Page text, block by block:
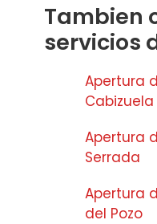
Tambien
servicios
Apertura
Cabizuela
Apertura
Serrada
Apertura
del Pozo